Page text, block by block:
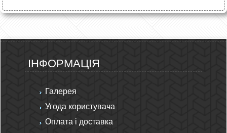
ІНФОРМАЦІЯ
Галерея
Угода користувача
Оплата і доставка